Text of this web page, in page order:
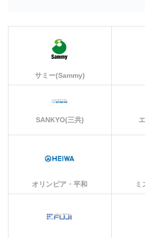
サミー(Sammy)
SANKYO(三共)
オリンピア・平和 ミ